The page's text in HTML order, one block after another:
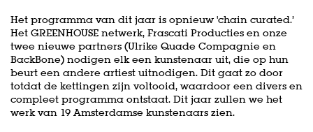
Het programma van dit jaar is opnieuw 'chain curated.’
Het GREENHOUSE netwerk, Frascati Producties en onze
twee nieuwe partners (Ulrike Quade Compagnie en
BackBone) nodigen elk een kunstenaar uit, die op hun
beurt een andere artiest uitnodigen. Dit gaat zo door
totdat de kettingen zijn voltooid, waardoor een divers en
compleet programma ontstaat. Dit jaar zullen we het
werk van 19 Amsterdamse kunstenaars zien.